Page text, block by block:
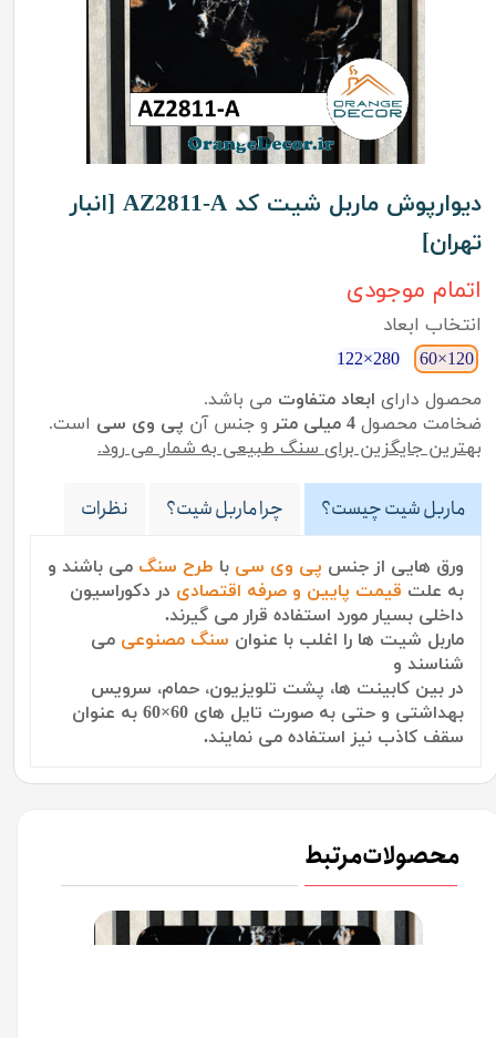
دیوارپوش ماربل شیت کد AZ2811-A [انبار
تهران]
اتمام موجودی
محصول دارای ابعاد متفاوت می باشد.
ضخامت محصول 4 میلی متر و جنس آن پی وی سی است.
بهترین جایگزین برای سنگ طبیعی به شمار می رود.
انتخاب ابعاد
120×60
280×122
ماربل شیت چیست؟ چرا ماربل شیت؟ نظرات
ورق هایی از جنس پی وی سی با طرح سنگ می باشند و
به علت قیمت پایین و صرفه اقتصادی در دکوراسیون
داخلی بسیار مورد استفاده قرار می گیرند.
ماربل شیت ها را اغلب با عنوان سنگ مصنوعی می
شناسند و
در بین کابینت ها، پشت تلویزیون، حمام، سرویس
بهداشتی و حتی به صورت تایل های 60×60 به عنوان
سقف کاذب نیز استفاده می نمایند.
محصولات مرتبط